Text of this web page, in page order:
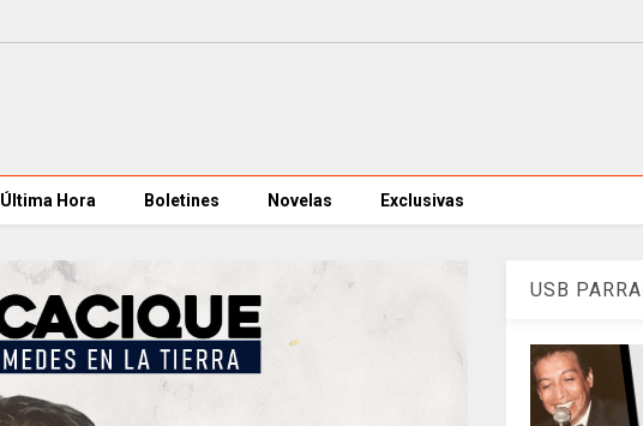
Última Hora Boletines Novelas Exclusivas
USB